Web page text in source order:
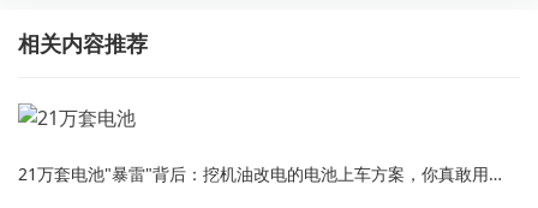
相关内容推荐
21万套电池"暴雷"背后：挖机油改电的电池上车方案，你真敢用